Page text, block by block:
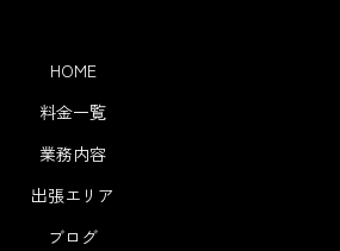
HOME
料金一覧
業務内容
出張エリア
ブログ